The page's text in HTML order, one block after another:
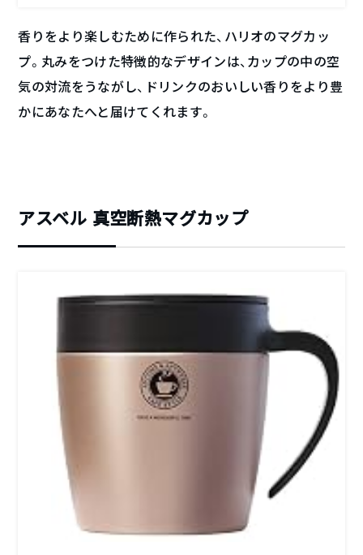
香りをより楽しむために作られた、ハリオのマグカッ
プ。丸みをつけた特徴的なデザインは、カップの中の空
気の対流をうながし、ドリンクのおいしい香りをより豊
かにあなたへと届けてくれます。
アスベル 真空断熱マグカップ